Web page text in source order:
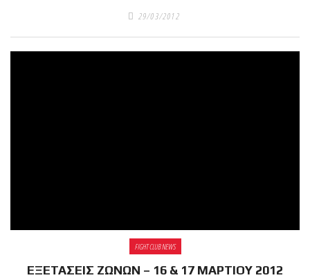
29/03/2012
FIGHT CLUB NEWS
ΕΞΕΤΑΣΕΙΣ ΖΩΝΩΝ – 16 & 17 ΜΑΡΤΙΟΥ 2012